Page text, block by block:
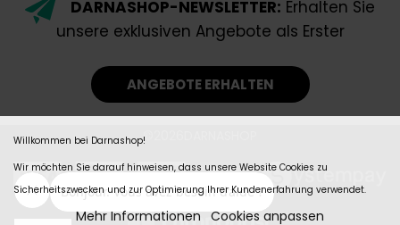
Willkommen bei Darnashop!
Wir möchten Sie darauf hinweisen, dass unsere Website Cookies zu
Sicherheitszwecken und zur Optimierung Ihrer Kundenerfahrung verwendet.
Mehr Informationen Cookies anpassen
DARNASHOP-NEWSLETTER: Erhalten Sie
unsere exklusiven Angebote als Erster
ANGEBOTE ERHALTEN
©2026DARNASHOP